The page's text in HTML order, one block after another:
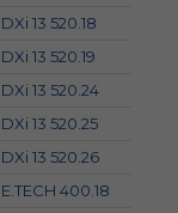
DXi 13 520.18
DXi 13 520.19
DXi 13 520.24
DXi 13 520.25
DXi 13 520.26
E.TECH 400.18